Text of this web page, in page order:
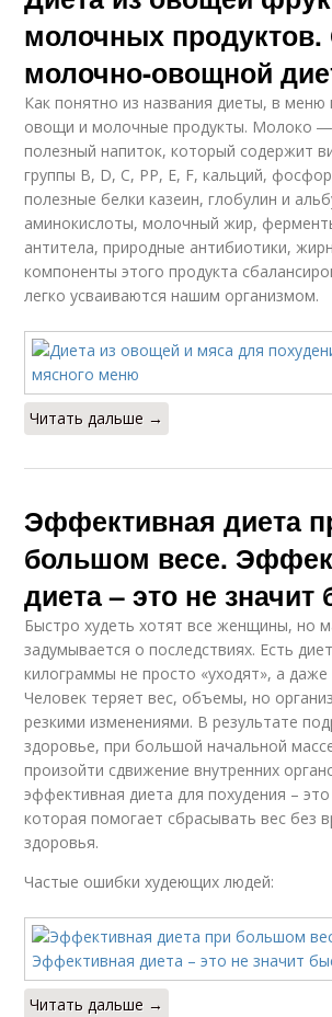
молочных продуктов.
молочно-овощной
Как понятно из названия диеты, в меню
овощи и молочные продукты. Молоко ―
полезный напиток, который содержит
группы В, D, С, РР, Е, F, кальций,
полезные белки казеин, глобулин и
аминокислоты, молочный жир,
антитела, природные антибиотики,
компоненты этого продукта
легко усваиваются нашим организмом.
Читать дальше →
Эффективная диета
большом весе.
диета – это не значит
Быстро худеть хотят все женщины, но
задумывается о последствиях. Есть
килограммы не просто «уходят», а даже
Человек теряет вес, объемы, но
резкими изменениями. В результате
здоровье, при большой начальной
произойти сдвижение внутренних
эффективная диета для похудения –
которая помогает сбрасывать вес без
здоровья.
Частые ошибки худеющих людей:
Читать дальше →